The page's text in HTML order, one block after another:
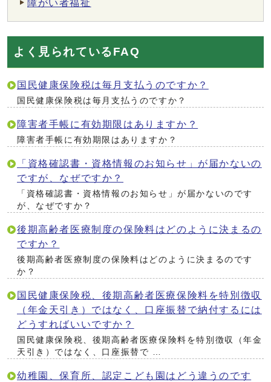
障がい者福祉
よく見られているFAQ
国民健康保険税は毎月支払うのですか？
国民健康保険税は毎月支払うのですか？
障害者手帳に有効期限はありますか？
障害者手帳に有効期限はありますか？
「資格確認書・資格情報のお知らせ」が届かないの
ですが、なぜですか？
「資格確認書・資格情報のお知らせ」が届かないのです
が、なぜですか？
後期高齢者医療制度の保険料はどのように決まるの
ですか？
後期高齢者医療制度の保険料はどのように決まるのです
か？
国民健康保険税、後期高齢者医療保険料を特別徴収
（年金天引き）ではなく、口座振替で納付するには
どうすればいいですか？
国民健康保険税、後期高齢者医療保険料を特別徴収（年金
天引き）ではなく、口座振替で …
幼稚園、保育所、認定こども園はどう違うのです